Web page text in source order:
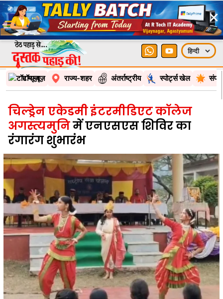
×
टॉप न्यूज़ राज्य-शहर अंतर्राष्ट्रीय स्पोर्ट्स खेल
चिल्ड्रेन एकेडमी इंटरमीडिएट कॉलेज
अगस्त्यमुनिमें एनएसएस शिविर का
रंगारंग शुभारंभ